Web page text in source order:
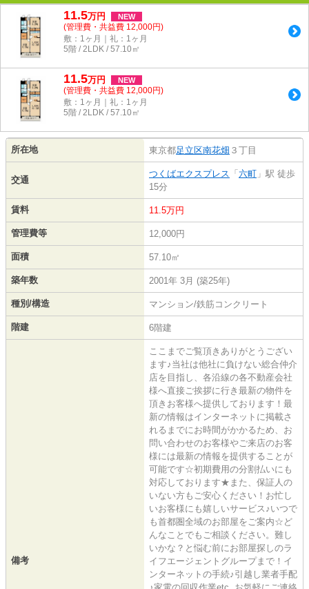
11.5万円 NEW
(管理費・共益費 12,000円)
敷：1ヶ月｜礼：1ヶ月
5階 / 2LDK / 57.10㎡
11.5万円 NEW
(管理費・共益費 12,000円)
敷：1ヶ月｜礼：1ヶ月
5階 / 2LDK / 57.10㎡
所在地 東京都足立区南花畑 ３丁目
交通
つくばエクスプレス 「 六町 」駅 徒歩
15分
賃料 11.5万円
管理費等 12,000円
面積 57.10㎡
築年数 2001年 3月 (築25年)
種別/構造 マンション/鉄筋コンクリート
階建 6階建
備考
ここまでご覧頂きありがとうござい
ます♪当社は他社に負けない総合仲介
店を目指し、各沿線の各不動産会社
様へ直接ご挨拶に行き最新の物件を
頂きお客様へ提供しております！最
新の情報はインターネットに掲載さ
れるまでにお時間がかかるため、お
問い合わせのお客様やご来店のお客
様には最新の情報を提供することが
可能です☆初期費用の分割払いにも
対応しております★また、保証人の
いない方もご安心ください！お忙し
いお客様にも嬉しいサービス♪いつで
も首都圏全域のお部屋をご案内☆ど
んなことでもご相談ください。難し
いかな？と悩む前にお部屋探しのラ
イフエージェントグループまで！イ
ンターネットの手続♪引越し業者手配